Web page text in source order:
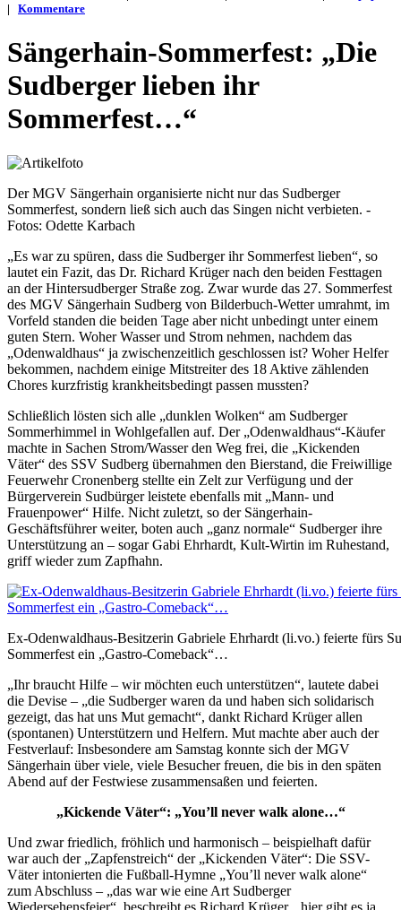
| Kommentare
Sängerhain-Sommerfest: „Die
Sudberger lieben ihr
Sommerfest…“
Der MGV Sängerhain organisierte nicht nur das Sudberger
Sommerfest, sondern ließ sich auch das Singen nicht verbieten. -
Fotos: Odette Karbach
„Es war zu spüren, dass die Sudberger ihr Sommerfest lieben“, so
lautet ein Fazit, das Dr. Richard Krüger nach den beiden Festtagen
an der Hintersudberger Straße zog. Zwar wurde das 27. Sommerfest
des MGV Sängerhain Sudberg von Bilderbuch-Wetter umrahmt, im
Vorfeld standen die beiden Tage aber nicht unbedingt unter einem
guten Stern. Woher Wasser und Strom nehmen, nachdem das
„Odenwaldhaus“ ja zwischenzeitlich geschlossen ist? Woher Helfer
bekommen, nachdem einige Mitstreiter des 18 Aktive zählenden
Chores kurzfristig krankheitsbedingt passen mussten?
Schließlich lösten sich alle „dunklen Wolken“ am Sudberger
Sommerhimmel in Wohlgefallen auf. Der „Odenwaldhaus“-Käufer
machte in Sachen Strom/Wasser den Weg frei, die „Kickenden
Väter“ des SSV Sudberg übernahmen den Bierstand, die Freiwillige
Feuerwehr Cronenberg stellte ein Zelt zur Verfügung und der
Bürgerverein Sudbürger leistete ebenfalls mit „Mann- und
Frauenpower“ Hilfe. Nicht zuletzt, so der Sängerhain-
Geschäftsführer weiter, boten auch „ganz normale“ Sudberger ihre
Unterstützung an – sogar Gabi Ehrhardt, Kult-Wirtin im Ruhestand,
griff wieder zum Zapfhahn.
Ex-Odenwaldhaus-Besitzerin Gabriele Ehrhardt (li.vo.) feierte fürs
Sommerfest ein „Gastro-Comeback“…
„Ihr braucht Hilfe – wir möchten euch unterstützen“, lautete dabei
die Devise – „die Sudberger waren da und haben sich solidarisch
gezeigt, das hat uns Mut gemacht“, dankt Richard Krüger allen
(spontanen) Unterstützern und Helfern. Mut machte aber auch der
Festverlauf: Insbesondere am Samstag konnte sich der MGV
Sängerhain über viele, viele Besucher freuen, die bis in den späten
Abend auf der Festwiese zusammensaßen und feierten.
„Kickende Väter“: „You’ll never walk alone…“
Und zwar friedlich, fröhlich und harmonisch – beispielhaft dafür
war auch der „Zapfenstreich“ der „Kickenden Väter“: Die SSV-
Väter intonierten die Fußball-Hymne „You’ll never walk alone“
zum Abschluss – „das war wie eine Art Sudberger
Wiedersehensfeier“, beschreibt es Richard Krüger, „hier gibt es ja